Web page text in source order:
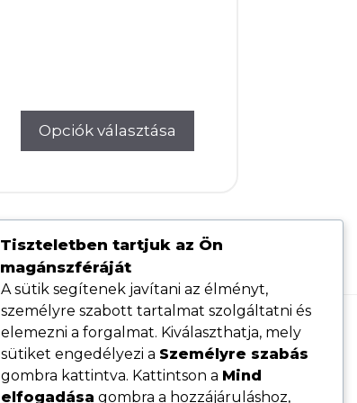
Opciók választása
Hasznos linkek
Adatvédelmi tájékoztató
Tiszteletben tartjuk az Ön
magánszféráját
A sütik segítenek javítani az élményt,
személyre szabott tartalmat szolgáltatni és
elemezni a forgalmat. Kiválaszthatja, mely
sütiket engedélyezi a Személyre szabás
gombra kattintva. Kattintson a Mind
elfogadása gombra a hozzájáruláshoz,